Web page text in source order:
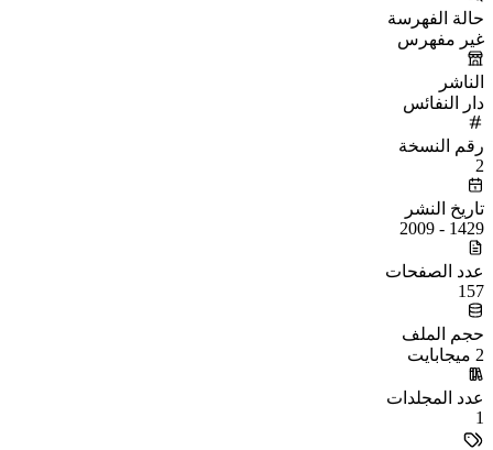
حالة الفهرسة
غير مفهرس
الناشر
دار النفائس
رقم النسخة
2
تاريخ النشر
1429 - 2009
عدد الصفحات
157
حجم الملف
2 ميجابايت
عدد المجلدات
1